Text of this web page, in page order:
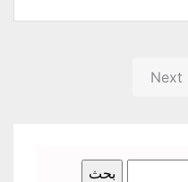
Next